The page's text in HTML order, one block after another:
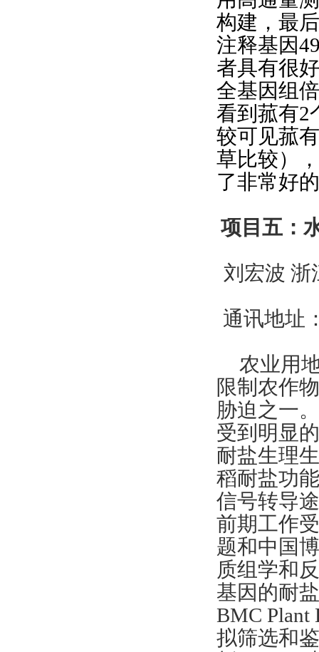
构建，最
注释基因
者具有很
全基因组
看到菰有2
较可见菰
草比较）
了非常好
项目五：
刘宏波 浙
通讯地址
农业用
限制农作
胁迫之一
受到明显
耐盐生理
稻耐盐功
信号转导
前期工作
题和中国
质组学和
基因的耐
BMC
拟筛选和